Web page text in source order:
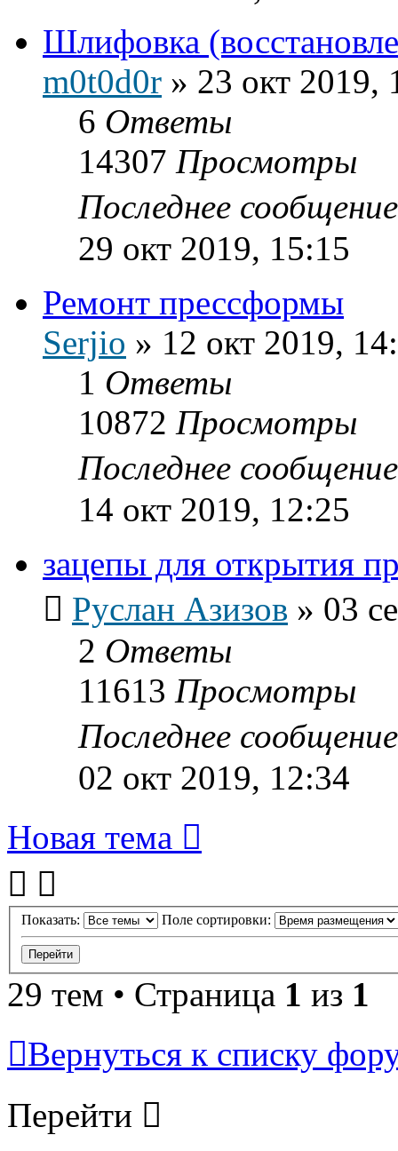
Шлифовка
m0t0d0r » 23 окт 2019,
6 Ответы
14307 Просмотры
Последнее
29 окт 2019, 15:15
Ремонт прессформы
Serjio » 12 окт 2019,
1 Ответы
10872 Просмотры
Последнее
14 окт 2019, 12:25
зацепы для открытия
Руслан Азизов » 03
2 Ответы
11613 Просмотры
Последнее
02 окт 2019, 12:34
Новая тема
Показать: Поле сортировки:
29 тем • Страница 1 из 1
Вернуться к списку
Перейти